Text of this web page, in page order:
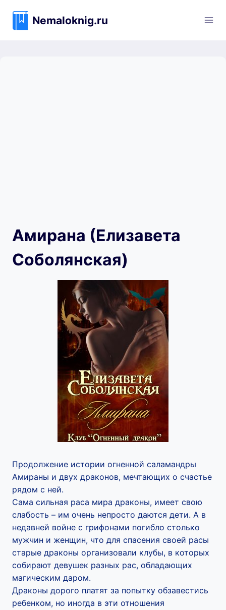
содержимому
Nemaloknig.ru
Амирана (Елизавета
Соболянская)
Продолжение истории огненной саламандры
Амираны и двух драконов, мечтающих о счастье
рядом с ней.
Сама сильная раса мира драконы, имеет свою
слабость – им очень непросто даются дети. А в
недавней войне с грифонами погибло столько
мужчин и женщин, что для спасения своей расы
старые драконы организовали клубы, в которых
собирают девушек разных рас, обладающих
магическим даром.
Драконы дорого платят за попытку обзавестись
ребенком, но иногда в эти отношения